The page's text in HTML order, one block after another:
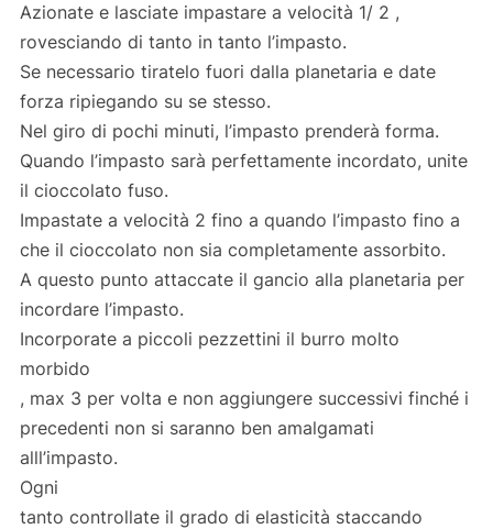
Azionate e lasciate impastare a velocità 1/ 2 ,
rovesciando di tanto in tanto l’impasto.
Se necessario tiratelo fuori dalla planetaria e date
forza ripiegando su se stesso.
Nel giro di pochi minuti, l’impasto prenderà forma.
Quando l’impasto sarà perfettamente incordato, unite
il cioccolato fuso.
Impastate a velocità 2 fino a quando l’impasto fino a
che il cioccolato non sia completamente assorbito.
A questo punto attaccate il gancio alla planetaria per
incordare l’impasto.
Incorporate a piccoli pezzettini il burro molto
morbido
, max 3 per volta e non aggiungere successivi finché i
precedenti non si saranno ben amalgamati
alll’impasto.
Ogni
tanto controllate il grado di elasticità staccando